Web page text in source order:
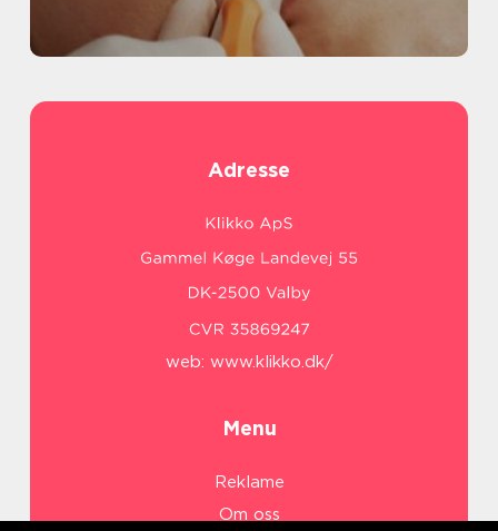
Adresse
web: www.klikko.dk/
Menu
Reklame
Om oss